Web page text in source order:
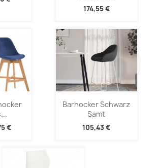
174,55 €
€
Barhocker Schwarz
Samt
105,43 €